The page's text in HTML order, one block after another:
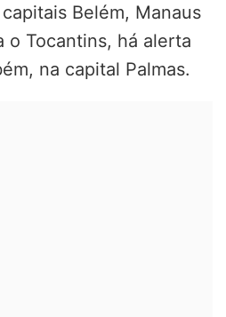
Belém, Manaus
o Tocantins, há alerta
na capital Palmas.